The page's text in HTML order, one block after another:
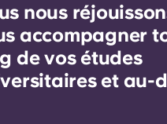
nous
accompagner
de vos études
et au-